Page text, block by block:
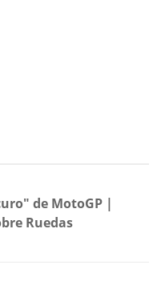
de MotoGP |
Ruedas